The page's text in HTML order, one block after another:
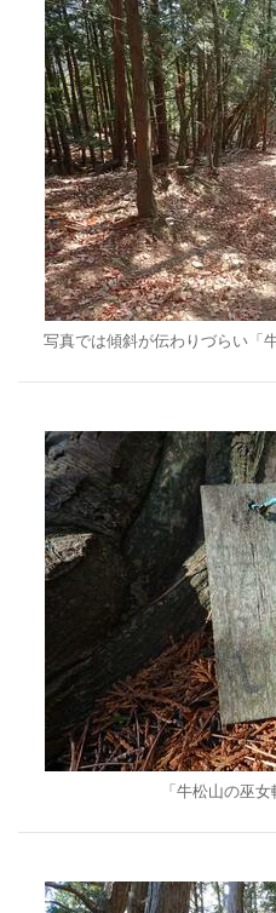
写真では傾斜が伝わりづらい「
「牛松山の巫